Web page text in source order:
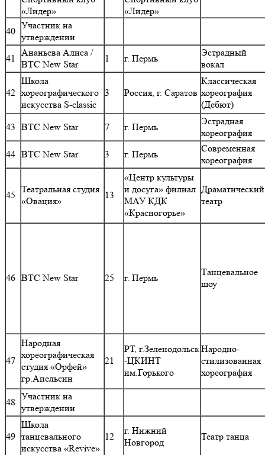
«Лидер»
«Лидер»
40
Участник на
утверждении
41
Ананьева Алиса /
ВТС New Star
1 г. Пермь
Эстрадный
вокал
42
Школа
хореографического
искусства S-classic
3 Россия, г. Саратов
Классическая
хореография
(Дебют)
43 ВТС New Star 7 г. Пермь
Эстрадная
хореография
44 ВТС New Star 3 г. Пермь
Современная
хореография
45
Театральная студия
«Овация»
13
«Центр культуры
и досуга» филиал
МАУ КДК
«Красногорье»
Драматический
театр
46 ВТС New Star 25 г. Пермь
Танцевальное
шоу
47
Народная
хореографическая
студия «Орфей»
гр.Апельсин
21
РТ, г.Зеленодольск
-ЦКИНТ
им.Горького
Народно-
стилизованная
хореография
48
Участник на
утверждении
49
Школа
танцевального
искусства «Revive»
12
г. Нижний
Новгород
Театр танца